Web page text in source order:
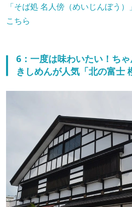
「そば処 名人傍（めいじんぼう
こちら
6：一度は味わいたい！ち
きしめんが人気「北の富士